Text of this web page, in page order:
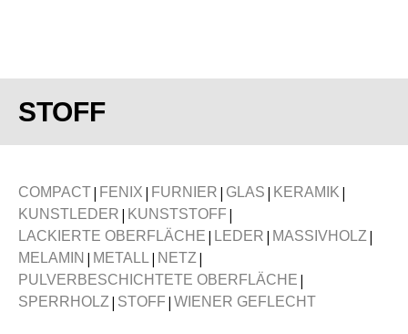
STOFF
COMPACT| FENIX | FURNIER | GLAS | KERAMIK |
KUNSTLEDER | KUNSTSTOFF |
LACKIERTE OBERFLÄCHE | LEDER | MASSIVHOLZ |
MELAMIN | METALL | NETZ |
PULVERBESCHICHTETE OBERFLÄCHE |
SPERRHOLZ | STOFF | WIENER GEFLECHT